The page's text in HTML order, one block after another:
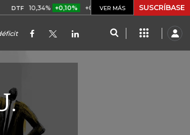
10,34% +0,10% +0,98% UVR $ 416,96 +$ 0,05
VER MÁS SUSCRÍBASE